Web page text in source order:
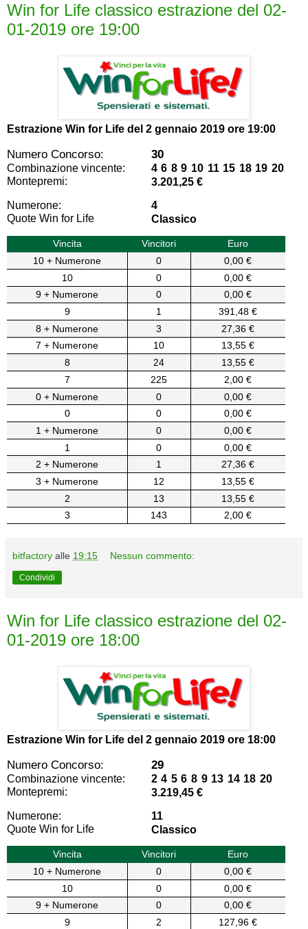
Win for Life classico estrazione del 02-
01-2019 ore 19:00
Estrazione Win for Life del 2 gennaio 2019 ore 19:00
Numero Concorso: 30
Combinazione vincente:
4 6 8 9 10 11 15 18 19 20
Montepremi:
3.201,25 €
Numerone:
4
Quote Win for Life
Classico
Vincita Vincitori
Euro
10 + Numerone
0
0,00 €
10
0
0,00 €
9 + Numerone
0
0,00 €
9
1
391,48 €
8 + Numerone
3
27,36 €
7 + Numerone
10
13,55 €
8
24
13,55 €
7
225
2,00 €
0 + Numerone
0
0,00 €
0
0
0,00 €
1 + Numerone
0
0,00 €
1
0
0,00 €
2 + Numerone
1
27,36 €
3 + Numerone
12
13,55 €
2
13
13,55 €
3
143 2,00 €
bitfactory alle 19:15 Nessun commento:
Condividi
Win for Life classico estrazione del 02-
01-2019 ore 18:00
Estrazione Win for Life del 2 gennaio 2019 ore 18:00
Numero Concorso: 29
Combinazione vincente:
2 4 5 6 8 9 13 14 18 20
Montepremi:
3.219,45 €
Numerone:
11
Quote Win for Life
Classico
Vincita Vincitori
Euro
10 + Numerone
0
0,00 €
10
0
0,00 €
9 + Numerone
0
0,00 €
9
2
127,96 €